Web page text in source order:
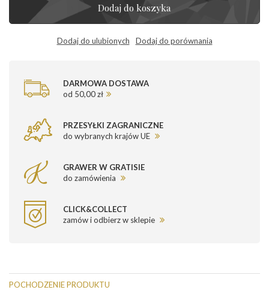
Dodaj do koszyka
Dodaj do ulubionych Dodaj do porównania
DARMOWA DOSTAWA
od 50,00 zł
PRZESYŁKI ZAGRANICZNE
do wybranych krajów UE
GRAWER W GRATISIE
do zamówienia
CLICK&COLLECT
zamów i odbierz w sklepie
POCHODZENIE PRODUKTU